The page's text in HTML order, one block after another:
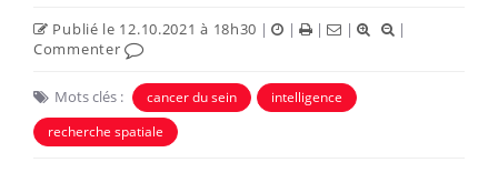
Publié le 12.10.2021 à 18h30 | | | |
|
Commenter
Mots clés : cancer du sein
intelligence
recherche spatiale